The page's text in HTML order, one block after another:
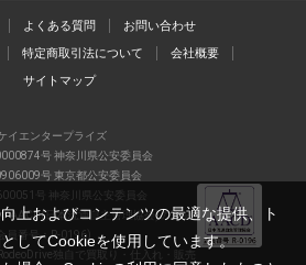
よくある質問 お問い合わせ
特定商取引法について 会社概要
サイトマップ
イエンタープライズ
号 神奈川県公安委員会
号 東京都公安委員会
号 神奈川県公安委員会
AACD(日本流通自主管理協会)の正会
員番号：R-0196)
独自で買取り・仕入れ・販売
上およびコンテンツの最適な提供、ト
してCookieを使用しています。